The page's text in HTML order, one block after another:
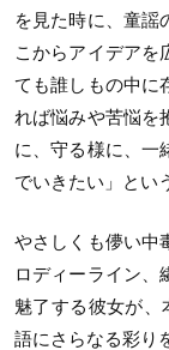
を見た時に、童謡
こからアイデアを
ても誰しもの中に
れば悩みや苦悩を
に、守る様に、一
でいきたい」とい
やさしくも儚い中
ロディーライン、
魅了する彼女が、
語にさらなる彩り